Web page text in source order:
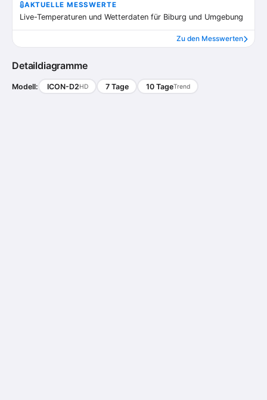
AKTUELLE MESSWERTE
Live-Temperaturen und Wetterdaten für Biburg und Umgebung
Zu den Messwerten
Detaildiagramme
Modell: ICON-D2HD 7 Tage 10 TageTrend